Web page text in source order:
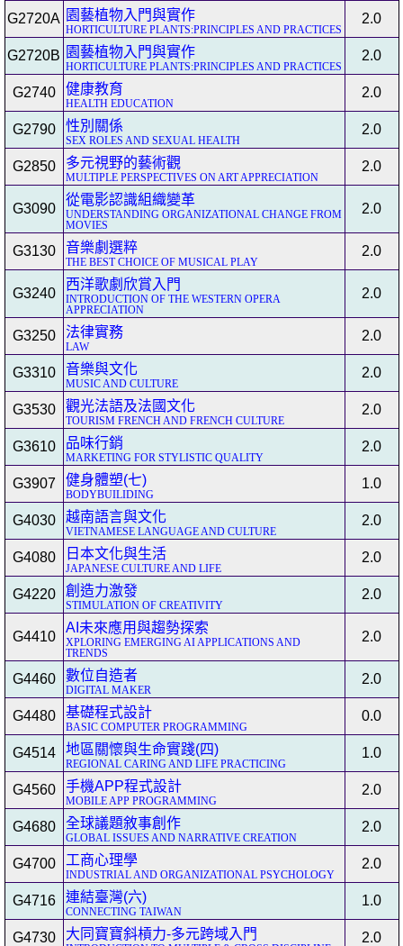
G2720A 園藝植物入門與實作
HORTICULTURE PLANTS:PRINCIPLES AND PRACTICES
2.0
G2720B 園藝植物入門與實作
HORTICULTURE PLANTS:PRINCIPLES AND PRACTICES
2.0
G2740 健康教育
HEALTH EDUCATION
2.0
G2790 性別關係
SEX ROLES AND SEXUAL HEALTH
2.0
G2850 多元視野的藝術觀
MULTIPLE PERSPECTIVES ON ART APPRECIATION
2.0
G3090
從電影認識組織變革
UNDERSTANDING ORGANIZATIONAL CHANGE FROM
MOVIES
2.0
G3130 音樂劇選粹
THE BEST CHOICE OF MUSICAL PLAY
2.0
G3240
西洋歌劇欣賞入門
INTRODUCTION OF THE WESTERN OPERA
APPRECIATION
2.0
G3250 法律實務
LAW
2.0
G3310 音樂與文化
MUSIC AND CULTURE
2.0
G3530 觀光法語及法國文化
TOURISM FRENCH AND FRENCH CULTURE
2.0
G3610 品味行銷
MARKETING FOR STYLISTIC QUALITY
2.0
G3907 健身體塑(七)
BODYBUILIDING
1.0
G4030 越南語言與文化
VIETNAMESE LANGUAGE AND CULTURE
2.0
G4080 日本文化與生活
JAPANESE CULTURE AND LIFE
2.0
G4220 創造力激發
STIMULATION OF CREATIVITY
2.0
G4410
AI未來應用與趨勢探索
XPLORING EMERGING AI APPLICATIONS AND
TRENDS
2.0
G4460 數位自造者
DIGITAL MAKER
2.0
G4480 基礎程式設計
BASIC COMPUTER PROGRAMMING
0.0
G4514 地區關懷與生命實踐(四)
REGIONAL CARING AND LIFE PRACTICING
1.0
G4560 手機APP程式設計
MOBILE APP PROGRAMMING
2.0
G4680 全球議題敘事創作
GLOBAL ISSUES AND NARRATIVE CREATION
2.0
G4700 工商心理學
INDUSTRIAL AND ORGANIZATIONAL PSYCHOLOGY
2.0
G4716 連結臺灣(六)
CONNECTING TAIWAN
1.0
G4730 大同寶寶斜槓力-多元跨域入門 2.0